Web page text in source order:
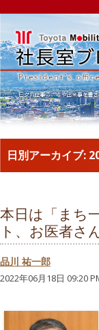
日別アーカイブ:
本日は「まち
ト、お医者さ
品川 祐一郎
2022年06月18日 09:20